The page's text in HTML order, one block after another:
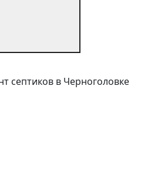
септиков в Черноголовке